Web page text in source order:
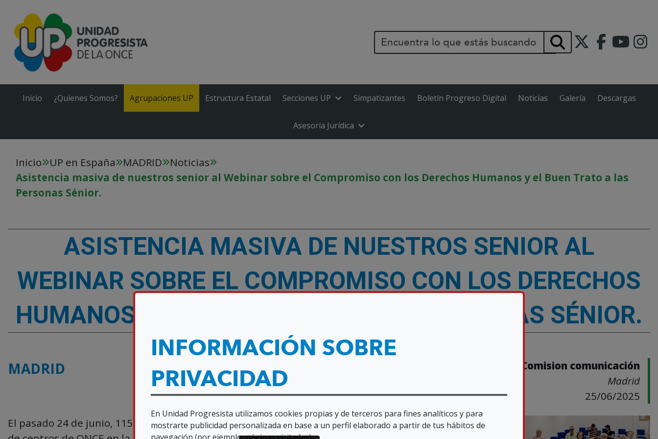
INFORMACIÓN SOBRE
PRIVACIDAD
En Unidad Progresista utilizamos cookies propias y de terceros para fines analíticos y para
mostrarte publicidad personalizada en base a un perfil elaborado a partir de tus hábitos de
Buscar
Inicio ¿Quienes Somos? Agrupaciones UP Estructura Estatal Secciones UP Simpatizantes Boletín Progreso Digital Noticias Galería Descargas
Asesoría Jurídica
Inicio UP en España MADRID
Noticias
Asistencia masiva de nuestros senior al Webinar sobre el Compromiso con los Derechos Humanos y el Buen Trato a las
Personas Sénior.
ASISTENCIA MASIVA DE NUESTROS SENIOR AL
WEBINAR SOBRE EL COMPROMISO CON LOS DERECHOS
HUMANOS Y EL BUEN TRATO A LAS PERSONAS SÉNIOR.
MADRID
Comision comunicación
Madrid
25/06/2025
El pasado 24 de junio, 115 asociados y simpatizantes de SUPO asistieron repartidos entre los 7